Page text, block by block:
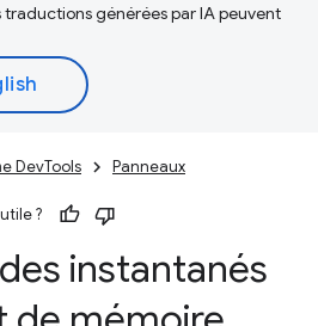
générées par IA peuvent
DevTools Panneaux
?
instantanés